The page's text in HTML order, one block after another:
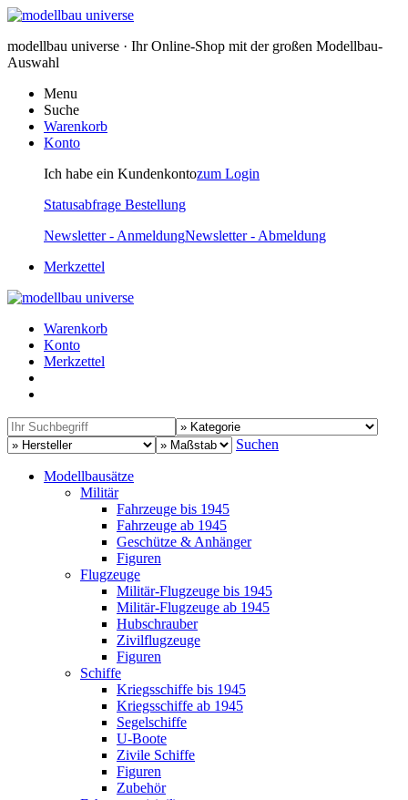
modellbau universe · Ihr Online-Shop mit der großen Modellbau-
Auswahl
Menu
Suche
Warenkorb
Konto
Ich habe ein Kundenkontozum Login
Statusabfrage Bestellung
Newsletter - AnmeldungNewsletter - Abmeldung
Merkzettel
Warenkorb
Konto
Merkzettel
Suchen
Modellbausätze
Militär
Fahrzeuge bis 1945
Fahrzeuge ab 1945
Geschütze & Anhänger
Figuren
Flugzeuge
Militär-Flugzeuge bis 1945
Militär-Flugzeuge ab 1945
Hubschrauber
Zivilflugzeuge
Figuren
Schiffe
Kriegsschiffe bis 1945
Kriegsschiffe ab 1945
Segelschiffe
U-Boote
Zivile Schiffe
Figuren
Zubehör